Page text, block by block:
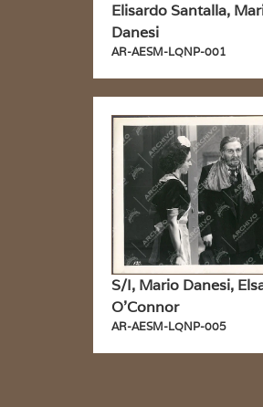
Elisardo Santalla,
Danesi
AR-AESM-LQNP-001
S/I, Mario Danesi,
O’Connor
AR-AESM-LQNP-005